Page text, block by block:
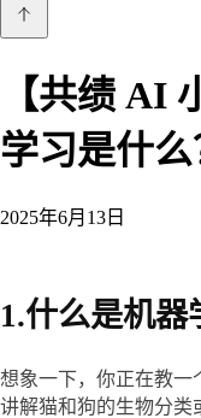
【共绩 AI
学习是什么
2025年6月13日
1.什么是机器
想象一下，你正在教一
讲解猫和狗的生物分类